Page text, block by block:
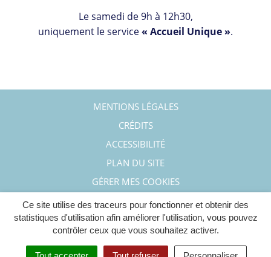
Ce site utilise des traceurs pour fonctionner et obtenir des
statistiques d'utilisation afin améliorer l'utilisation, vous pouvez
contrôler ceux que vous souhaitez activer.
Le samedi de 9h à 12h30,
uniquement le service« Accueil Unique ».
MENTIONS LÉGALES
CRÉDITS
ACCESSIBILITÉ
PLAN DU SITE
GÉRER MES COOKIES